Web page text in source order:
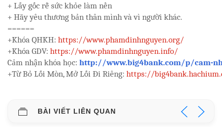
+ Lấy gốc rễ sức khỏe làm nền
+ Hãy yêu thương bản thân mình và vì người khác.
======
+Khóa QHKH: https://www.phamdinhnguyen.org/
+Khóa GDV: https://www.phamdinhnguyen.info/
Cảm nhận khóa học: http://www.big4bank.com/p/cam-
+Từ Bỏ Lối Mòn, Mở Lối Đi Riêng: https://
BÀI VIẾT LIÊN QUAN